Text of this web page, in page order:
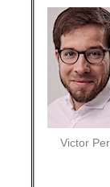
Victor